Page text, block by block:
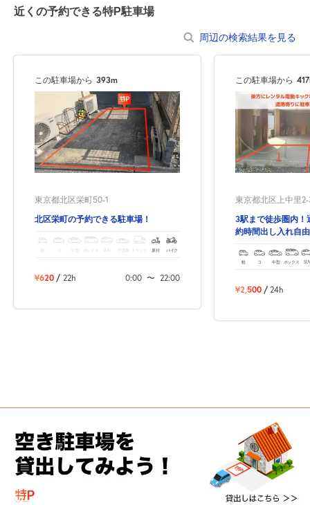
近くの予約できる特P駐車場
周辺の検索結果を見る
この駐車場から 393m
東京都北区栄町50-1
北区栄町の予約できる駐車場！
軽 中型 ボックス SUV 大型車 トラック 原付 バイク
¥620 / 22h 0:00 〜 22:00
この駐車場から
東京都北区上中里
3駅まで徒歩圏内！
約時間出し入れ自
軽 コ 中型 ボックス
¥2,500 / 24h